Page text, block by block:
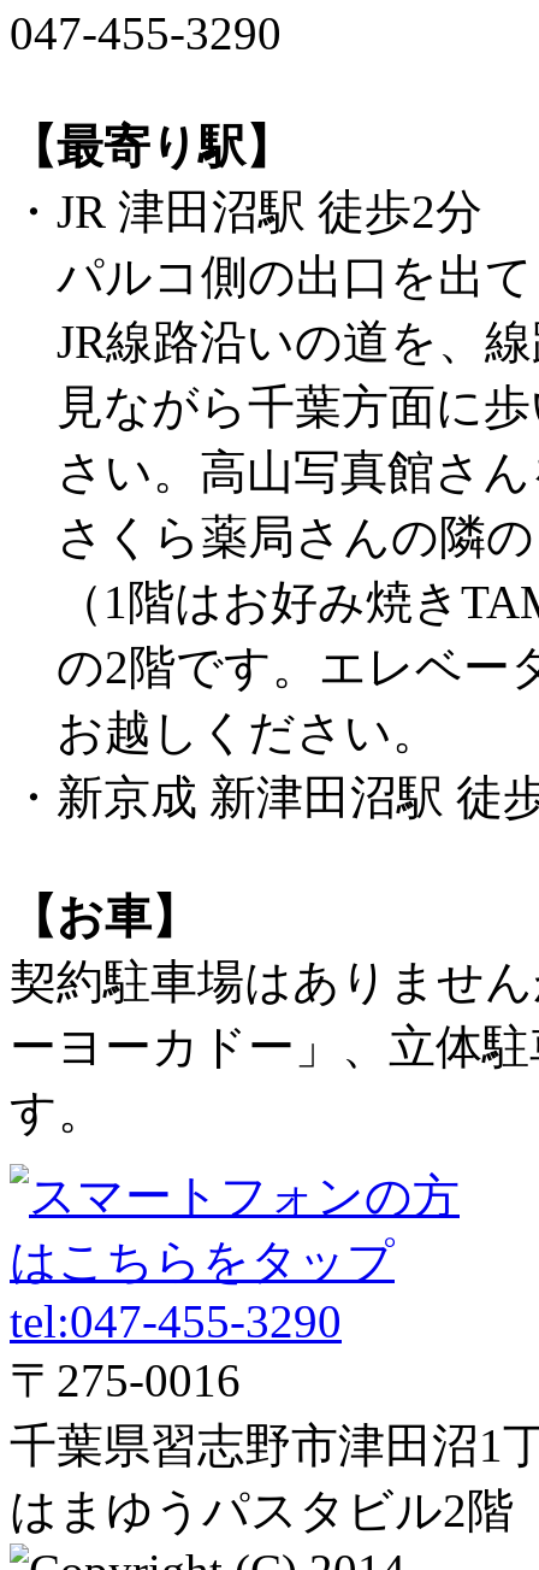
047-455-3290
【最寄り駅】
・JR 津田沼駅 徒歩2分
パルコ側の出口を出
JR線路沿いの道を、
見ながら千葉方面に
さい。高山写真館さ
さくら薬局さんの隣
（1階はお好み焼き
の2階です。エレベー
お越しください。
・新京成 新津田沼駅 徒
【お車】
契約駐車場はありませ
ーヨーカドー」、立体
す。
〒275-0016
千葉県習志野市津田沼1
はまゆうパスタビル2階